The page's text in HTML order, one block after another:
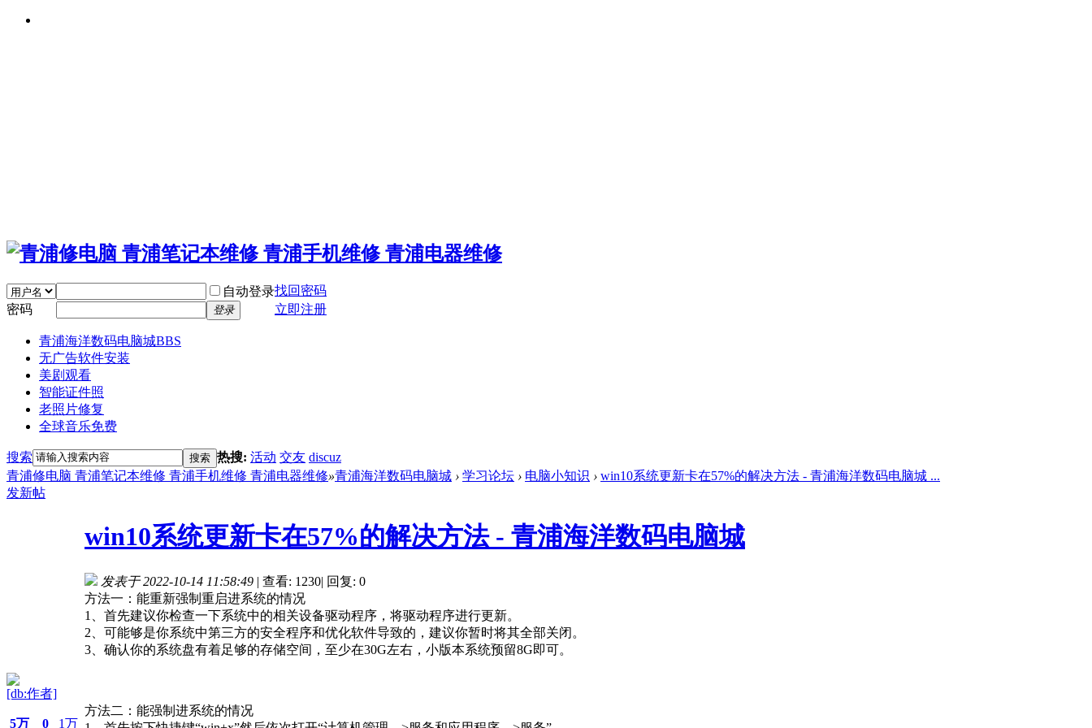
自动登录找回密码
密码
登录 立即注册
青浦海洋数码电脑城BBS
无广告软件安装
美剧观看
智能证件照
老照片修复
全球音乐免费
搜索 搜索 热搜: 活动 交友 discuz
青浦修电脑 青浦笔记本维修 青浦手机维修 青浦电器维修»青浦海洋数码电脑城 › 学习论坛 › 电脑小知识 › win10系统更新卡在57%的解决方法 - 青浦海洋数码电脑城 ...
发新帖
[db:作者]
5万 0 1万
win10系统更新卡在57%的解决方法 - 青浦海洋数码电脑城
发表于 2022-10-14 11:58:49 | 查看: 1230| 回复: 0
方法一：能重新强制重启进系统的情况
1、首先建议你检查一下系统中的相关设备驱动程序，将驱动程序进行更新。
2、可能够是你系统中第三方的安全程序和优化软件导致的，建议你暂时将其全部关闭。
3、确认你的系统盘有着足够的存储空间，至少在30G左右，小版本系统预留8G即可。
方法二：能强制进系统的情况